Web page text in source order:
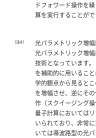
ドフォワード操作を
算を実行することがで
（注4）
光パラメトリック増
光パラメトリック増
技術となっています
を補助的に用いるこ
学的観点から見ると
を増幅させ、逆にそ
作（スクイージング
量子計算においては
いられており、非常
いては導波路型の光